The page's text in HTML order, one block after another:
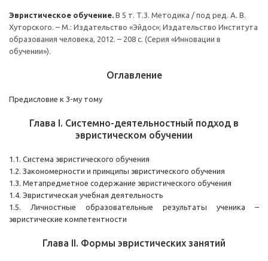
Эвристическое обучение. В 5 т. Т.3. Методика / под ред. А. В.
Хуторского. – М.: Издательство «Эйдос»; Издательство Института
образования человека, 2012. – 208 с. (Серия «Инновации в
обучении»).
Оглавление
Предисловие к 3-му тому
Глава I. Системно-деятельностный подход в
эвристическом обучении
1.1. Система эвристического обучения
1.2. Закономерности и принципы эвристического обучения
1.3. Метапредметное содержание эвристического обучения
1.4. Эвристическая учебная деятельность
1.5. Личностные образовательные результаты ученика –
эвристические компетентности
Глава II. Формы эвристических занятий